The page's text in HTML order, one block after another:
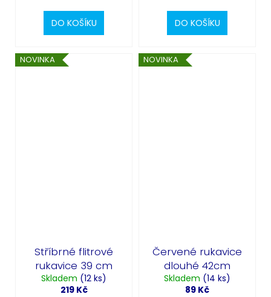
DO KOŠÍKU DO KOŠÍKU
NOVINKA
Stříbrné flitrové
rukavice 39 cm
Skladem (12 ks)
219 Kč
NOVINKA
Červené rukavice
dlouhé 42cm
Skladem (14 ks)
89 Kč